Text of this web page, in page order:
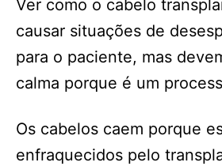
Ver como o cabelo
causar situações de
para o paciente, mas
calma porque é um
Os cabelos caem porque
enfraquecidos pelo